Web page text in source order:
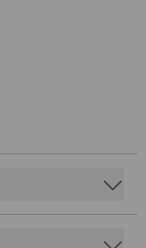
Farbe
Mit einer
vor